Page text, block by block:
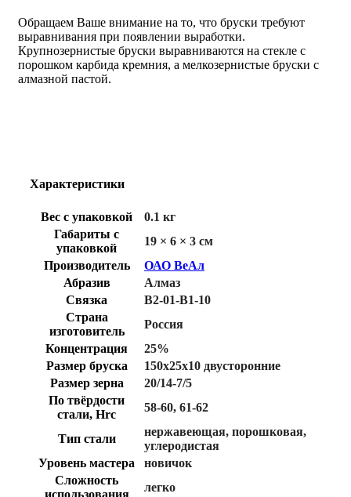
Обращаем Ваше внимание на то, что бруски требуют
выравнивания при появлении выработки.
Крупнозернистые бруски выравниваются на стекле с
порошком карбида кремния, а мелкозернистые бруски с
алмазной пастой.
Характеристики
Вес с упаковкой
0.1 кг
Габариты с
упаковкой
19 × 6 × 3 см
Производитель
ОАО ВеАл
Абразив
Алмаз
Связка
B2-01-B1-10
Страна
изготовитель
Россия
Концентрация
25%
Размер бруска
150х25х10 двусторонние
Размер зерна
20/14-7/5
По твёрдости
стали, Hrc
58-60, 61-62
Тип стали
нержавеющая, порошковая,
углеродистая
Уровень мастера
новичок
Сложность
легко